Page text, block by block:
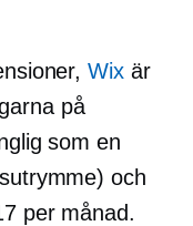
Wixär
på
som en
och
per månad.